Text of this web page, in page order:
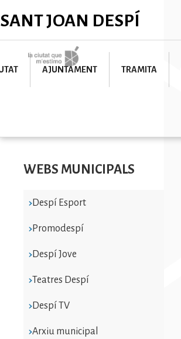
al
SANT JOAN DESPÍ
Imatge
AJUNTAMENT TRAMITA
WEBS MUNICIPALS
Despí Esport
Promodespí
Despí Jove
Teatres Despí
Despí TV
Arxiu municipal